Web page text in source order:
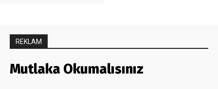
REKLAM
Mutlaka Okumalısınız